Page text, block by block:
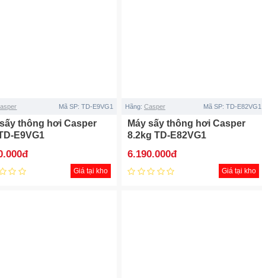
Mã SP: TD-E9VG1
sấy thông hơi Casper
E9VG1
Giá tại kho
Hãng: Casper Mã SP: TD-E82VG1
Máy sấy thông hơi Casper
8.2kg TD-E82VG1
6.190.000đ
Giá tại kho